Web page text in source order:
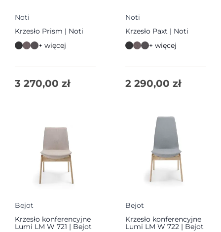
Noti
Krzesło Prism | Noti
+ więcej
3 270,00 zł
Noti
Krzesło Paxt | Noti
+ więcej
2 290,00 zł
Bejot
Krzesło konferencyjne
Lumi LM W 721 | Bejot
Bejot
Krzesło konferencyjne
Lumi LM W 722 | Bejot